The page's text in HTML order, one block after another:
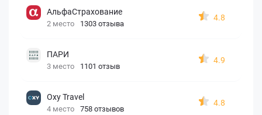
АльфаСтрахование
2 место 1303 отзыва
4.8
ПАРИ
3 место 1101 отзыв
4.9
Oxy Travel
4 место 758 отзывов
4.8